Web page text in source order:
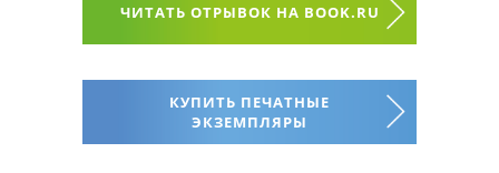
ЧИТАТЬ ОТРЫВОК НА BOOK.RU
КУПИТЬ ПЕЧАТНЫЕ
ЭКЗЕМПЛЯРЫ